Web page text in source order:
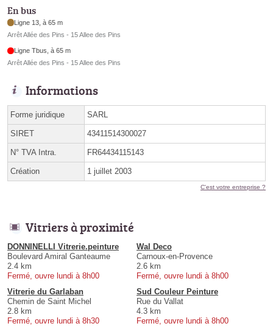
En bus
Ligne 13, à 65 m
Arrêt Allée des Pins - 15 Allee des Pins
Ligne Tbus, à 65 m
Arrêt Allée des Pins - 15 Allee des Pins
Informations
Forme juridique SARL
SIRET 43411514300027
N° TVA Intra. FR64434115143
Création 1 juillet 2003
C'est votre entreprise ?
Vitriers à proximité
DONNINELLI Vitrerie.peinture
Boulevard Amiral Ganteaume
2.4 km
Fermé, ouvre lundi à 8h00
Wal Deco
Carnoux-en-Provence
2.6 km
Fermé, ouvre lundi à 8h00
Vitrerie du Garlaban
Chemin de Saint Michel
2.8 km
Fermé, ouvre lundi à 8h30
Sud Couleur Peinture
Rue du Vallat
4.3 km
Fermé, ouvre lundi à 8h00